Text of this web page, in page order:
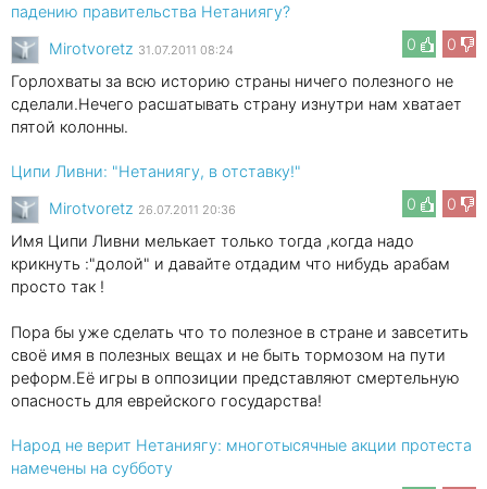
падению правительства Нетаниягу?
0
0
Mirotvoretz 31.07.2011 08:24
Горлохваты за всю историю страны ничего полезного не
сделали.Нечего расшатывать страну изнутри нам хватает
пятой колонны.
Ципи Ливни: "Нетаниягу, в отставку!"
0
0
Mirotvoretz 26.07.2011 20:36
Имя Ципи Ливни мелькает только тогда ,когда надо
крикнуть :"долой" и давайте отдадим что нибудь арабам
просто так !
Пора бы уже сделать что то полезное в стране и завсетить
своё имя в полезных вещах и не быть тормозом на пути
реформ.Её игры в оппозиции представляют смертельную
опасность для еврейского государства!
Народ не верит Нетаниягу: многотысячные акции протеста
намечены на субботу